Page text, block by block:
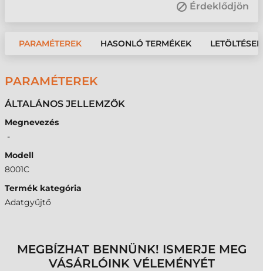
Érdeklődjön
PARAMÉTEREK HASONLÓ TERMÉKEK LETÖLTÉSEK
PARAMÉTEREK
ÁLTALÁNOS JELLEMZŐK
Megnevezés
-
Modell
8001C
Termék kategória
Adatgyűjtő
MEGBÍZHAT BENNÜNK! ISMERJE MEG
VÁSÁRLÓINK VÉLEMÉNYÉT